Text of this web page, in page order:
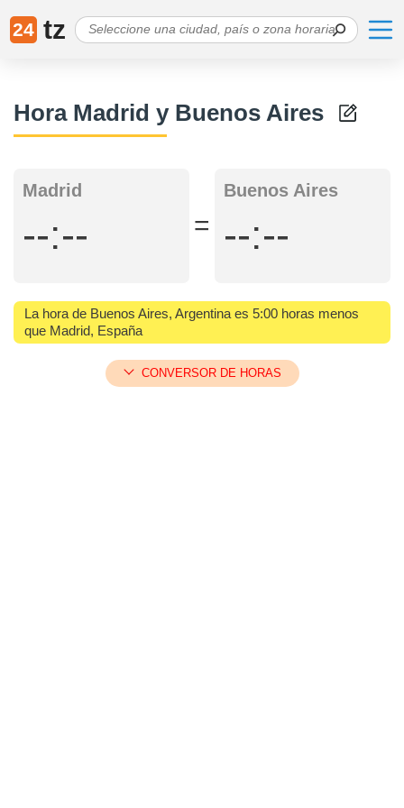
24 tz
Hora Madrid y Buenos Aires
Madrid
--:-- =
Buenos Aires
--:--
La hora de Buenos Aires, Argentina es 5:00 horas menos
que Madrid, España
CONVERSOR DE HORAS